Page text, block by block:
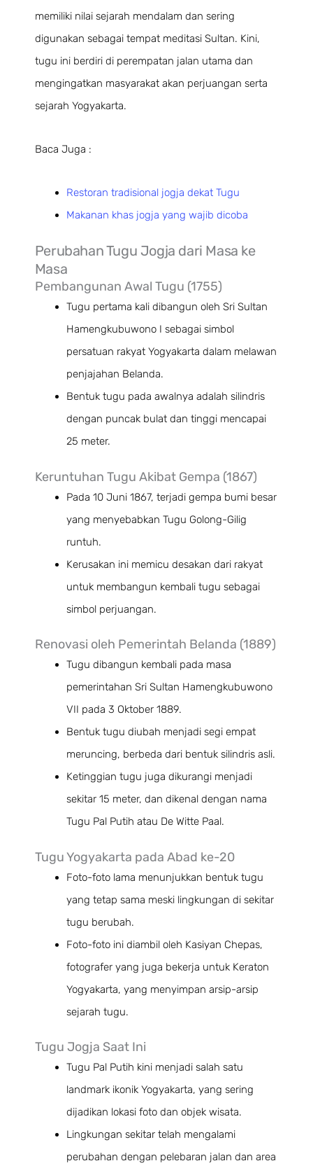
memiliki nilai sejarah mendalam dan sering
digunakan sebagai tempat meditasi Sultan. Kini,
tugu ini berdiri di perempatan jalan utama dan
mengingatkan masyarakat akan perjuangan serta
sejarah Yogyakarta.
Baca Juga :
Restoran tradisional jogja dekat Tugu
Makanan khas jogja yang wajib dicoba
Perubahan Tugu Jogja dari Masa ke
Masa
Pembangunan Awal Tugu (1755)
Tugu pertama kali dibangun oleh Sri Sultan
Hamengkubuwono I sebagai simbol
persatuan rakyat Yogyakarta dalam melawan
penjajahan Belanda.
Bentuk tugu pada awalnya adalah silindris
dengan puncak bulat dan tinggi mencapai
25 meter.
Keruntuhan Tugu Akibat Gempa (1867)
Pada 10 Juni 1867, terjadi gempa bumi besar
yang menyebabkan Tugu Golong-Gilig
runtuh.
Kerusakan ini memicu desakan dari rakyat
untuk membangun kembali tugu sebagai
simbol perjuangan.
Renovasi oleh Pemerintah Belanda (1889)
Tugu dibangun kembali pada masa
pemerintahan Sri Sultan Hamengkubuwono
VII pada 3 Oktober 1889.
Bentuk tugu diubah menjadi segi empat
meruncing, berbeda dari bentuk silindris asli.
Ketinggian tugu juga dikurangi menjadi
sekitar 15 meter, dan dikenal dengan nama
Tugu Pal Putih atau De Witte Paal.
Tugu Yogyakarta pada Abad ke-20
Foto-foto lama menunjukkan bentuk tugu
yang tetap sama meski lingkungan di sekitar
tugu berubah.
Foto-foto ini diambil oleh Kasiyan Chepas,
fotografer yang juga bekerja untuk Keraton
Yogyakarta, yang menyimpan arsip-arsip
sejarah tugu.
Tugu Jogja Saat Ini
Tugu Pal Putih kini menjadi salah satu
landmark ikonik Yogyakarta, yang sering
dijadikan lokasi foto dan objek wisata.
Lingkungan sekitar telah mengalami
perubahan dengan pelebaran jalan dan area